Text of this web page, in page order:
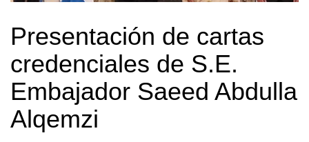
Presentación de cartas
credenciales de S.E.
Embajador Saeed Abdulla
Alqemzi